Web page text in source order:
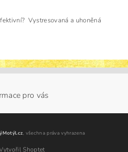
Vystresovaná a uhoněná
pro vás
, všechna práva vyhrazena
Shoptet